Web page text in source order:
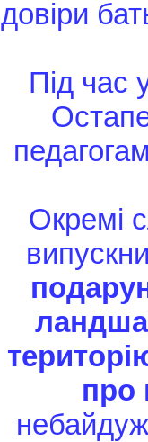
довіри
Під час
Окремі
про